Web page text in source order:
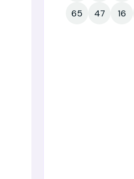
65
47 16